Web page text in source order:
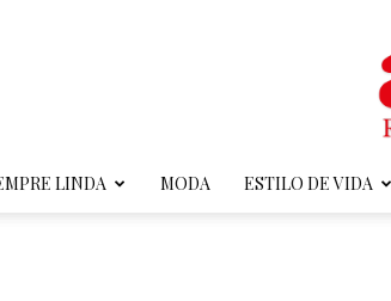
LINDA MODA ESTILO DE VIDA